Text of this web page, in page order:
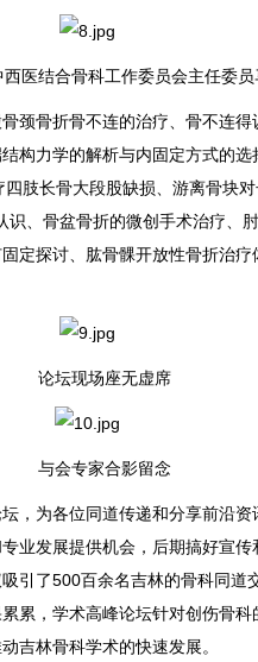
结合骨科工作委员会主任委员
骨折骨不连的治疗、骨不连得
构力学的解析与内固定方式的选
肢长骨大段股缺损、游离骨块
、骨盆骨折的微创手术治疗、
定探讨、肱骨髁开放性骨折治
论坛现场座无虚席
与会专家合影留念
为各位同道传递和分享前沿资
业发展提供机会，后期搞好宣
引了500百余名吉林的骨科同道
累，学术高峰论坛针对创伤骨
吉林骨科学术的快速发展。